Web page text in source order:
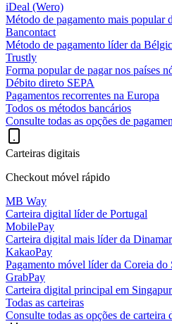
iDeal (Wero)
Método de pagamento mais popular
Bancontact
Método de pagamento líder da
Trustly
Forma popular de pagar nos países
Débito direto SEPA
Pagamentos recorrentes na Europa
Todos os métodos bancários
Consulte todas as opções de
Carteiras digitais
Checkout móvel rápido
MB Way
Carteira digital líder de Portugal
MobilePay
Carteira digital mais líder da
KakaoPay
Pagamento móvel líder da Coreia do
GrabPay
Carteira digital principal em
Todas as carteiras
Consulte todas as opções de carteira